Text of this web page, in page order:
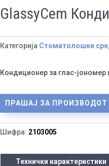
GlassyCem
Категорија Стоматолошки
Кондиционер за глас-јономер
ПРАШАЈ ЗА ПРОИЗВОДОТ
Шифра: 2103005
Технички карактеристики